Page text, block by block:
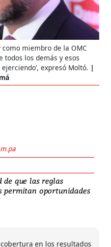
miembro de la OMC
todos los demás y esos
expresó Moltó.
de que las reglas
permitan oportunidades
en los resultados